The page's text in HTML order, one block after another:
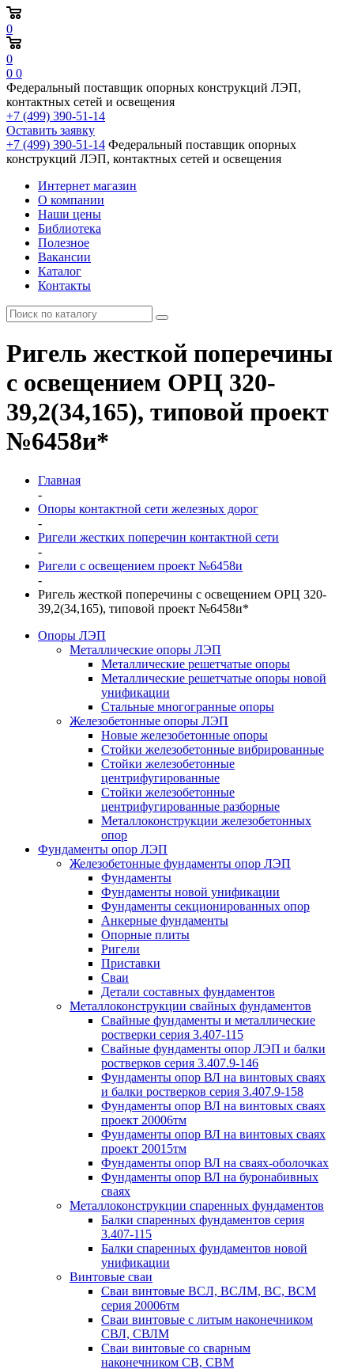
0
0
0 0
Федеральный поставщик опорных конструкций ЛЭП,
контактных сетей и освещения
+7 (499) 390-51-14
Оставить заявку
+7 (499) 390-51-14 Федеральный поставщик опорных
конструкций ЛЭП, контактных сетей и освещения
Интернет магазин
О компании
Наши цены
Библиотека
Полезное
Вакансии
Каталог
Контакты
Ригель жесткой поперечины
с освещением ОРЦ 320-
39,2(34,165), типовой проект
№6458и*
Главная
-
Опоры контактной сети железных дорог
-
Ригели жестких поперечин контактной сети
-
Ригели с освещением проект №6458и
-
Ригель жесткой поперечины с освещением ОРЦ 320-
39,2(34,165), типовой проект №6458и*
Опоры ЛЭП
Металлические опоры ЛЭП
Металлические решетчатые опоры
Металлические решетчатые опоры новой
унификации
Стальные многогранные опоры
Железобетонные опоры ЛЭП
Новые железобетонные опоры
Стойки железобетонные вибрированные
Стойки железобетонные
центрифугированные
Стойки железобетонные
центрифугированные разборные
Металлоконструкции железобетонных
опор
Фундаменты опор ЛЭП
Железобетонные фундаменты опор ЛЭП
Фундаменты
Фундаменты новой унификации
Фундаменты секционированных опор
Анкерные фундаменты
Опорные плиты
Ригели
Приставки
Сваи
Детали составных фундаментов
Металлоконструкции свайных фундаментов
Свайные фундаменты и металлические
ростверки серия 3.407-115
Свайные фундаменты опор ЛЭП и балки
ростверков серия 3.407.9-146
Фундаменты опор ВЛ на винтовых сваях
и балки ростверков серия 3.407.9-158
Фундаменты опор ВЛ на винтовых сваях
проект 20006тм
Фундаменты опор ВЛ на винтовых сваях
проект 20015тм
Фундаменты опор ВЛ на сваях-оболочках
Фундаменты опор ВЛ на буронабивных
сваях
Металлоконструкции спаренных фундаментов
Балки спаренных фундаментов серия
3.407-115
Балки спаренных фундаментов новой
унификации
Винтовые сваи
Сваи винтовые ВСЛ, ВСЛМ, ВС, ВСМ
серия 20006тм
Сваи винтовые с литым наконечником
СВЛ, СВЛМ
Сваи винтовые со сварным
наконечником СВ, СВМ